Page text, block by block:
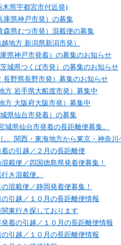
県宇都宮市付近発)
庫県神戸市発）の募集
森県むつ市発）混載便の募集
地方 新潟県新潟市発）
県神戸市発着）の募集のお知らせ
城県つくば市発）の募集のお知らせ
長野県長野市発）募集のお知らせ
方 岩手県大船渡市発）募集中
方 大阪府大阪市発）募集中
県仙台市発着）の募集
城県仙台市発着の長距離便募集。
。関西・東海地方から東京・神奈川
の引越／２月の長距離便
載便／四国徳島県発着便募集！
き混載便。
混載便／静岡発着便募集！
引越／１０月の長距離便情報
東行き探しております
着の引越／１０月の長距離便情報
引越／１０月の長距離便情報